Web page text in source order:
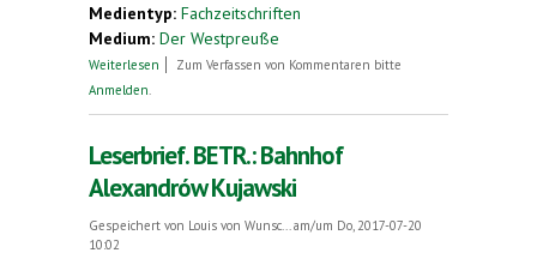
Medientyp: Fachzeitschriften
Medium: Der Westpreuße
Weiterlesen über Notizen. Der Esperanto-Club Kastelo und
Zum Verfassen von Kommentaren bitte
Anmelden
Leserbrief. BETR.: Bahnhof
Alexandrów Kujawski
Gespeichert von Louis von Wunsc...
am/um Do, 2017-07-20
10:02